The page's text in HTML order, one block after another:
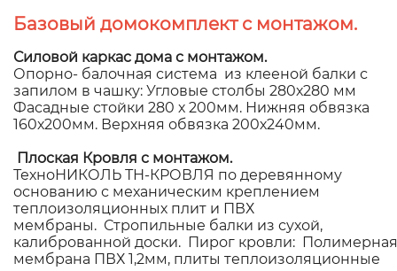
Базовый домокомплект с монтажом.
Силовой каркас дома с монтажом.
Опорно- балочная система из клееной балки с
запилом в чашку: Угловые столбы 280х280 мм
Фасадные стойки 280 х 200мм. Нижняя обвязка
160х200мм. Верхняя обвязка 200х240мм.
Плоская Кровля с монтажом.
ТехноНИКОЛЬ ТН-КРОВЛЯ по деревянному
основанию с механическим креплением
теплоизоляционных плит и ПВХ
мембраны. Стропильные балки из сухой,
калиброванной доски. Пирог кровли: Полимерная
мембрана ПВХ 1,2мм, плиты теплоизоляционные